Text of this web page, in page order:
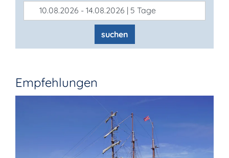
10.08.2026 - 14.08.2026 | 5 Tage
suchen
Empfehlungen